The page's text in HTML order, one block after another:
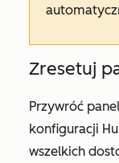
Zresetuj
Przywróć
konfiguracji
wszelkich